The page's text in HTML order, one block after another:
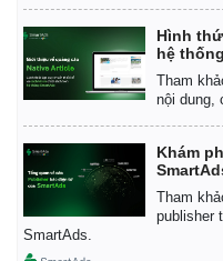
Thể thao
Bóng đá
Lịch thi đấu bóng đá
Thế giới thể thao
Hình
hệ
Tham
nội dung,
Khám
Tham
publisher
SmartAds.